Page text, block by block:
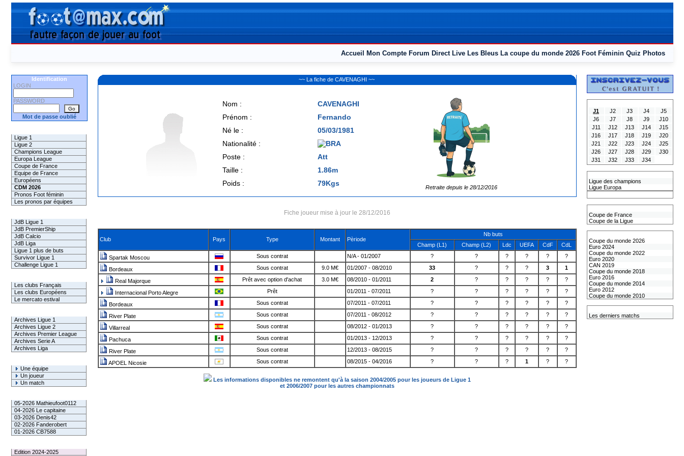
Accueil Mon Compte Forum Direct Live Les Bleus La coupe du monde 2026 Foot Féminin Quiz Photos
Identification
LOGIN
PASSWORD
Mot de passe oublié
Ligue 1
Ligue 2
Champions League
Europa League
Coupe de France
Equipe de France
Européens
CDM 2026
Pronos Foot féminin
Les pronos par équipes
JdB Ligue 1
JdB PremierShip
JdB Calcio
JdB Liga
Ligue 1 plus de buts
Survivor Ligue 1
Challenge Ligue 1
Les clubs Français
Les clubs Européens
Le mercato estival
Archives Ligue 1
Archives Ligue 2
Archives Premier League
Archives Serie A
Archives Liga
Une équipe
Un joueur
Un match
05-2026 Mathieufoot0112
04-2026 Le capitaine
03-2026 Denis42
02-2026 Fanderobert
01-2026 CB7588
Edition 2024-2025
~~ La fiche de CAVENAGHI ~~
Nom : CAVENAGHI
Retraite depuis le 28/12/2016
Prénom :
Fernando
Né le :
05/03/1981
Nationalité :
Poste :
Att
Taille :
1.86m
Poids :
79Kgs
Fiche joueur mise à jour le 28/12/2016
Club Pays Type Montant Pèriode
Nb buts
Champ (L1)
Champ (L2) Ldc UEFA CdF CdL
Spartak Moscou Sous contrat N/A - 01/2007 ? ? ? ? ? ?
Bordeaux Sous contrat 9.0 M€ 01/2007 - 08/2010 33 ? ? ? 3 1
Real Majorque Prêt avec option d'achat 3.0 M€ 08/2010 - 01/2011 2 ? ? ? ? ?
Internacional Porto Alegre Prêt 01/2011 - 07/2011 ? ? ? ? ? ?
Bordeaux Sous contrat 07/2011 - 07/2011 ? ? ? ? ? ?
River Plate Sous contrat 07/2011 - 08/2012 ? ? ? ? ? ?
Villarreal Sous contrat 08/2012 - 01/2013 ? ? ? ? ? ?
Pachuca Sous contrat 01/2013 - 12/2013 ? ? ? ? ? ?
River Plate Sous contrat 12/2013 - 08/2015 ? ? ? ? ? ?
APOEL Nicosie Sous contrat 08/2015 - 04/2016 ? ? ? 1 ? ?
Les informations disponibles ne remontent qu'à la saison 2004/2005 pour les joueurs de Ligue 1
et 2006/2007 pour les autres championnats
J1
J2 J3 J4
J5
J6
J7 J8 J9
J10
J11
J12 J13 J14
J15
J16
J17 J18 J19
J20
J21
J22 J23 J24
J25
J26
J27 J28 J29
J30
J31
J32 J33 J34
Ligue des champions
Ligue Europa
Coupe de France
Coupe de la Ligue
Coupe du monde 2026
Euro 2024
Coupe du monde 2022
Euro 2020
CAN 2019
Coupe du monde 2018
Euro 2016
Coupe du monde 2014
Euro 2012
Coupe du monde 2010
Les derniers matchs